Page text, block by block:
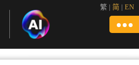
繁 简 EN